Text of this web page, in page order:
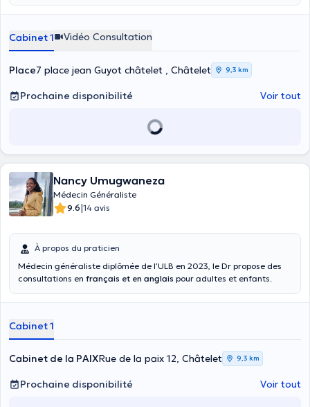
Cabinet 1 Vidéo Consultation
Place7 place jean Guyot châtelet , Châtelet 9,3 km
Prochaine disponibilité Voir tout
Nancy Umugwaneza
Médecin Généraliste
9.6|14 avis
À propos du praticien
Médecin généraliste diplômée de l’ULB en 2023, le Dr propose des
consultations en français et en anglais pour adultes et enfants.
Cabinet 1
Cabinet de la PAIXRue de la paix 12, Châtelet 9,3 km
Prochaine disponibilité Voir tout